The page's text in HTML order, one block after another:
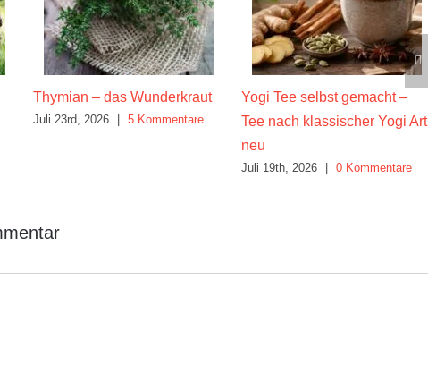
Thymian – das Wunderkraut
Juli 23rd, 2026 5 Kommentare
Yogi Tee selbst gemacht –
Tee nach klassischer Yogi Art
neu
Juli 19th, 2026 0 Kommentare